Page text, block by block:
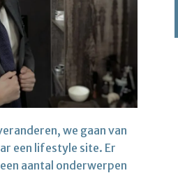
we gaan van
een lifestyle site. Er
aantal onderwerpen